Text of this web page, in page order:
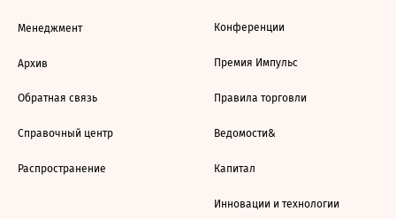
Менеджмент
Архив
Обратная связь
Справочный центр
Распространение
Конференции
Премия Импульс
Правила торговли
Ведомости&
Капитал
Инновации и технологии